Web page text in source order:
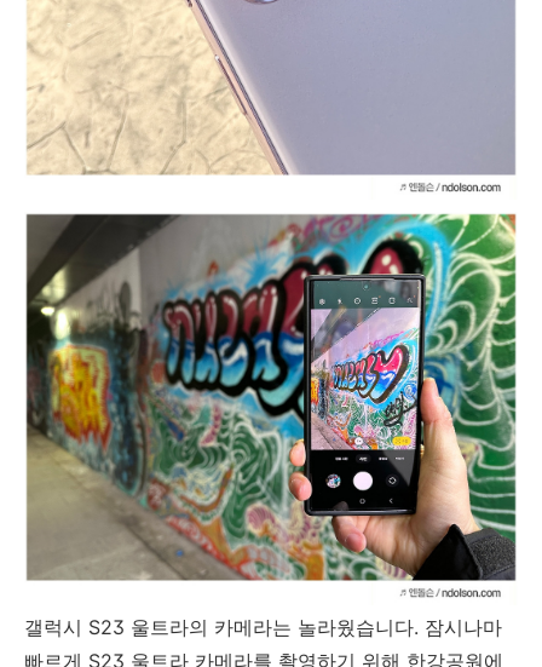
갤럭시 S23 울트라의 카메라는 놀라웠습니다. 잠시나마
빠르게 S23 울트라 카메라를 촬영하기 위해 한강공원에